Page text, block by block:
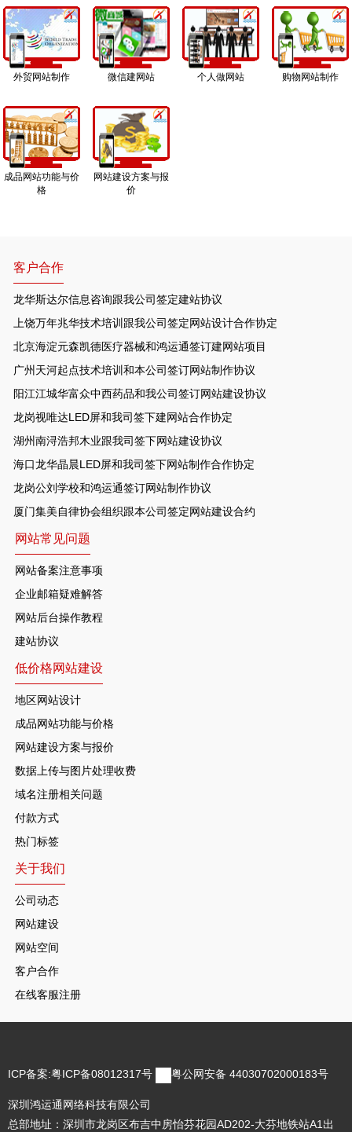
外贸网站制作 微信建网站 个人做网站 购物网站制作
成品网站功能与价
格
网站建设方案与报
价
客户合作
龙华斯达尔信息咨询跟我公司签定建站协议
上饶万年兆华技术培训跟我公司签定网站设计合作协定
北京海淀元森凯德医疗器械和鸿运通签订建网站项目
广州天河起点技术培训和本公司签订网站制作协议
阳江江城华富众中西药品和我公司签订网站建设协议
龙岗视唯达LED屏和我司签下建网站合作协定
湖州南浔浩邦木业跟我司签下网站建设协议
海口龙华晶晨LED屏和我司签下网站制作合作协定
龙岗公刘学校和鸿运通签订网站制作协议
厦门集美自律协会组织跟本公司签定网站建设合约
网站常见问题
网站备案注意事项
企业邮箱疑难解答
网站后台操作教程
建站协议
低价格网站建设
地区网站设计
成品网站功能与价格
网站建设方案与报价
数据上传与图片处理收费
域名注册相关问题
付款方式
热门标签
关于我们
公司动态
网站建设
网站空间
客户合作
在线客服注册
ICP备案:粤ICP备08012317号 粤公网安备 44030702000183号
深圳鸿运通网络科技有限公司
总部地址：深圳市龙岗区布吉中房怡芬花园AD202-大芬地铁站A1出